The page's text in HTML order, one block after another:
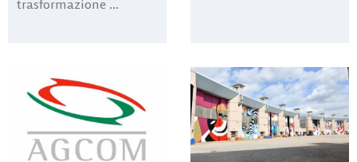
trasformazione ...